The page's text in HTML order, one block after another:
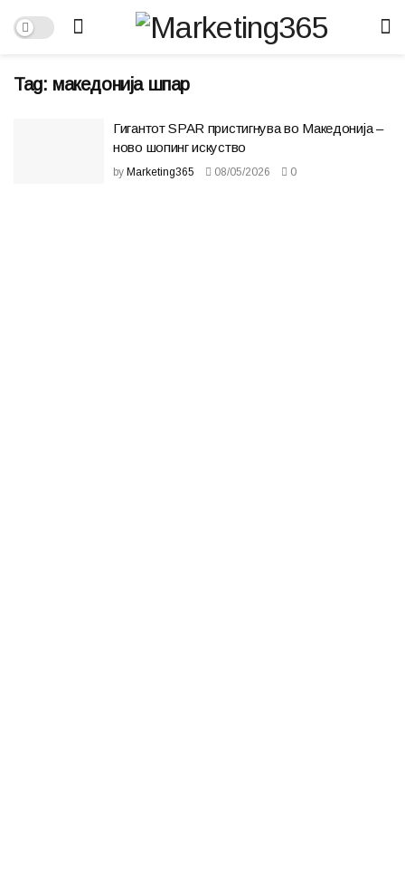
Tag: македонија шпар
Гигантот SPAR пристигнува во Македонија –
ново шопинг искуство
by Marketing365 08/05/2026 0